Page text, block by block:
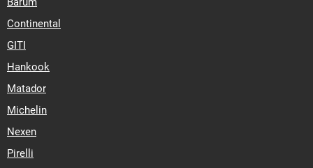
Continental
GITI
Hankook
Matador
Michelin
Nexen
Pirelli